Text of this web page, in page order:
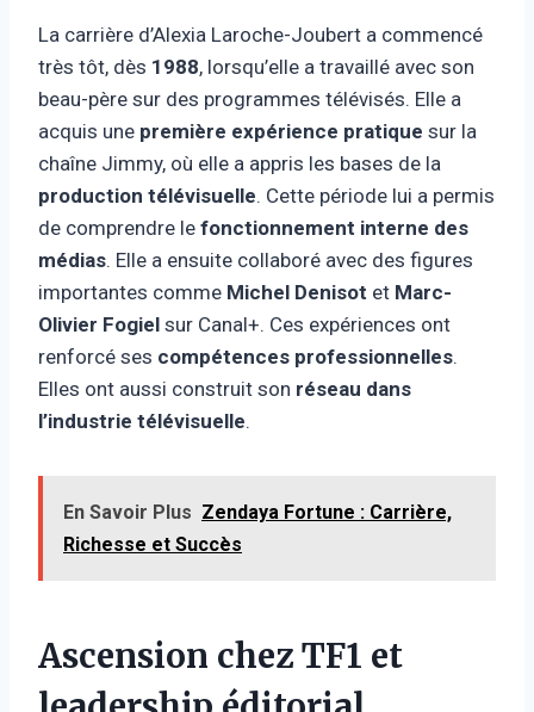
La carrière d’Alexia Laroche-Joubert a commencé
très tôt, dès 1988, lorsqu’elle a travaillé avec son
beau-père sur des programmes télévisés. Elle a
acquis une première expérience pratique sur la
chaîne Jimmy, où elle a appris les bases de la
production télévisuelle. Cette période lui a permis
de comprendre le fonctionnement interne des
médias. Elle a ensuite collaboré avec des figures
importantes comme Michel Denisot et Marc-
Olivier Fogiel sur Canal+. Ces expériences ont
renforcé ses compétences professionnelles.
Elles ont aussi construit son réseau dans
l’industrie télévisuelle.
En Savoir Plus Zendaya Fortune : Carrière,
Richesse et Succès
Ascension chez TF1 et